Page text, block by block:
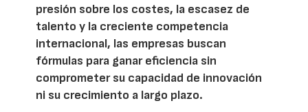
presión sobre los costes, la escasez de
talento y la creciente competencia
internacional, las empresas buscan
fórmulas para ganar eficiencia sin
comprometer su capacidad de innovación
ni su crecimiento a largo plazo.